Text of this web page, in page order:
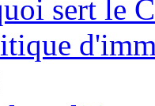
sert le